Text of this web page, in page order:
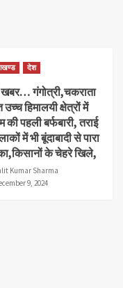
देश
गंगोत्री,चकराता
हिमालयी क्षेत्रों में
की पहली बर्फबारी, तराई
में भी बूंदाबादी से पारा
के चेहरे खिले,
Kumar Sharma
9, 2024